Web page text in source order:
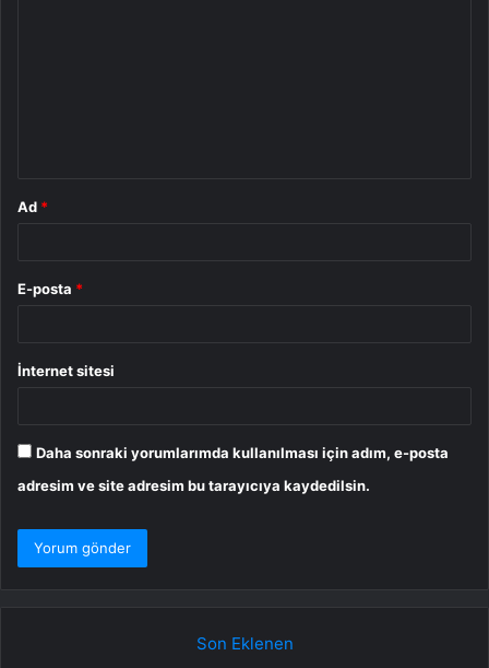
Ad *
E-posta *
İnternet sitesi
Daha sonraki yorumlarımda kullanılması için adım, e-posta
adresim ve site adresim bu tarayıcıya kaydedilsin.
Son Eklenen